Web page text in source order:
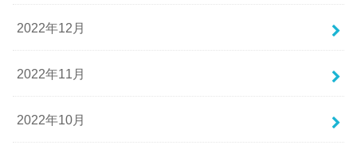
2022年12月
2022年11月
2022年10月